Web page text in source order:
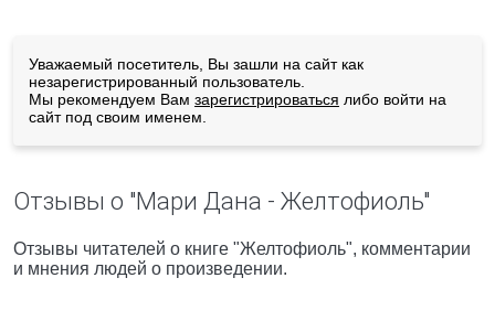
Уважаемый посетитель, Вы зашли на сайт как
незарегистрированный пользователь.
Мы рекомендуем Вам зарегистрироваться либо войти на
сайт под своим именем.
Отзывы о "Мари Дана - Желтофиоль"
Отзывы читателей о книге "Желтофиоль", комментарии
и мнения людей о произведении.